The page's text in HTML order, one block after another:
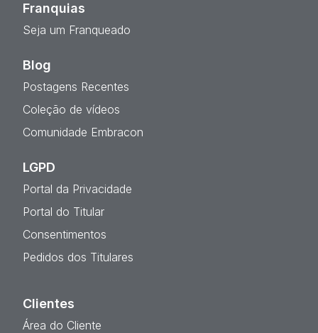
Franquias
Seja um Franqueado
Blog
Postagens Recentes
Coleção de vídeos
Comunidade Embracon
LGPD
Portal da Privacidade
Portal do Titular
Consentimentos
Pedidos dos Titulares
Clientes
Área do Cliente